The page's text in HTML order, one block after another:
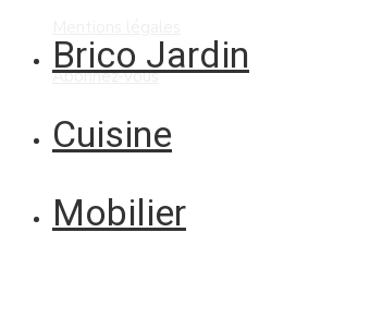
Abonnez-vous
Brico Jardin
Cuisine
Mobilier